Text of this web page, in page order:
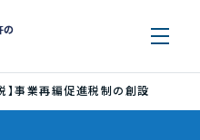
の
】事業再編促進税制の創設